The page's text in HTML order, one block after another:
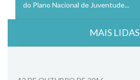
do Plano Nacional de Juventude...
MAIS LIDAS